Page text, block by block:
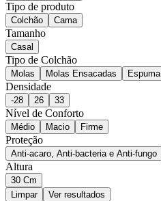
Tipo de produto
Colchão Cama
Tamanho
Casal
Tipo de Colchão
Molas Molas Ensacadas Espuma
Densidade
-28 26 33
Nível de Conforto
Médio Macio Firme
Proteção
Anti-acaro, Anti-bacteria e Anti-fungo
Altura
30 Cm
Limpar
Ver resultados